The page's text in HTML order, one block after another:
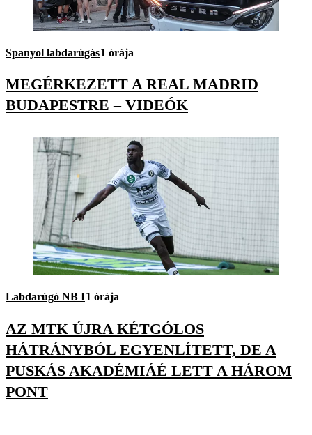
Spanyol labdarúgás1 órája
MEGÉRKEZETT A REAL MADRID
BUDAPESTRE – VIDEÓK
Labdarúgó NB I1 órája
AZ MTK ÚJRA KÉTGÓLOS
HÁTRÁNYBÓL EGYENLÍTETT, DE A
PUSKÁS AKADÉMIÁÉ LETT A HÁROM
PONT